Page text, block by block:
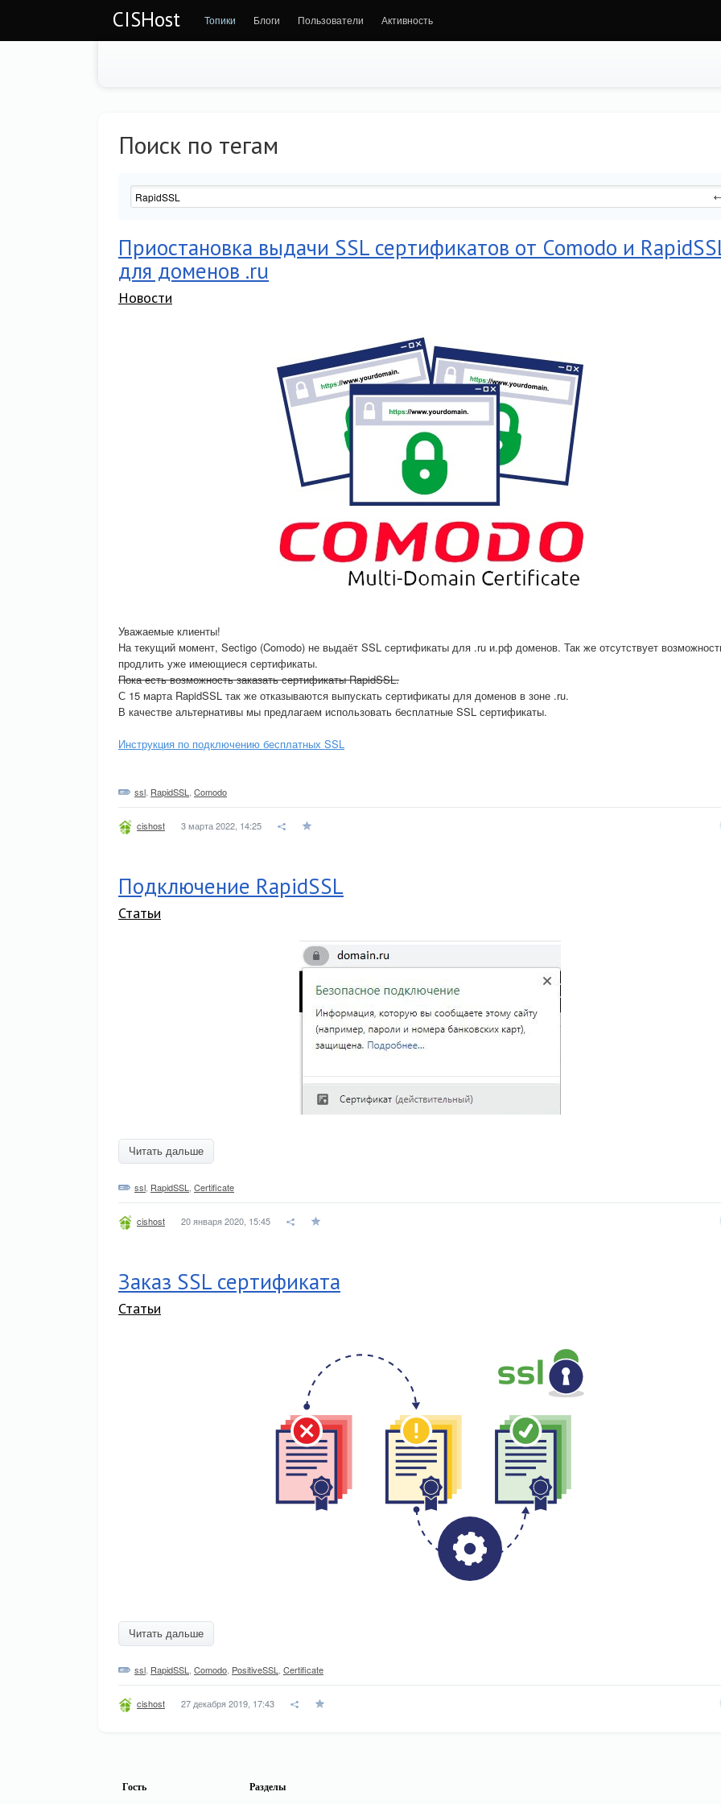
CISHost Топики Блоги Пользователи Активность
Поиск по тегам
Приостановка выдачи SSL сертификатов от Comodo и
для доменов .ru
Новости
Уважаемые клиенты!
На текущий момент, Sectigo (Comodo) не выдаёт SSL сертификаты для .ru и.рф доменов. Так же отсутствует
продлить уже имеющиеся сертификаты.
Пока есть возможность заказать сертификаты RapidSSL.
С 15 марта RapidSSL так же отказываются выпускать сертификаты для доменов в зоне .ru.
В качестве альтернативы мы предлагаем использовать бесплатные SSL сертификаты.
Инструкция по подключению бесплатных SSL
ssl RapidSSL Comodo
cishost 3 марта 2022, 14:25
Подключение RapidSSL
Статьи
Читать дальше
ssl RapidSSL Certificate
cishost 20 января 2020, 15:45
Заказ SSL сертификата
Статьи
Читать дальше
ssl RapidSSL Comodo PositiveSSL Certificate
cishost 27 декабря 2019, 17:43
Гость Разделы